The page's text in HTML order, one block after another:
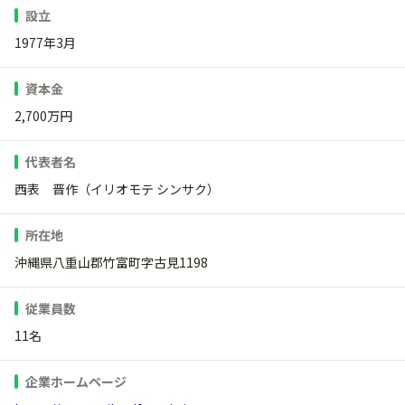
設立
1977年3月
資本金
2,700万円
代表者名
西表 晋作（イリオモテ シンサク）
所在地
沖縄県八重山郡竹富町字古見1198
従業員数
11名
企業ホームページ